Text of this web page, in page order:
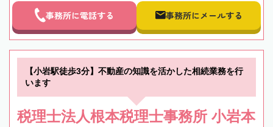
事務所に電話する 事務所にメールする
【小岩駅徒歩3分】不動産の知識を活かした相続業務を行
います
税理士法人根本税理士事務所 小岩本